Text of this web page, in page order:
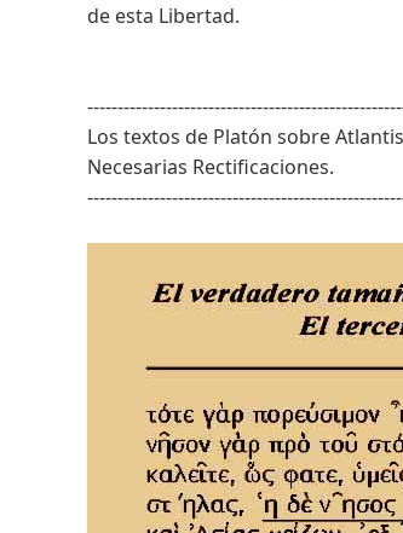
de esta Libertad.
Los textos de Platón sobre
Necesarias Rectificaciones.